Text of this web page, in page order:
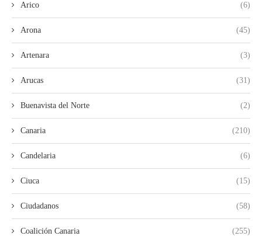
Arico (6)
Arona (45)
Artenara (3)
Arucas (31)
Buenavista del Norte (2)
Canaria (210)
Candelaria (6)
Ciuca (15)
Ciudadanos (58)
Coalición Canaria (255)